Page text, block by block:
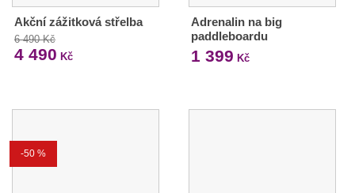
Akční zážitková střelba
6 490 Kč
4 490 Kč
Adrenalin na big
paddleboardu
1 399 Kč
-50 %